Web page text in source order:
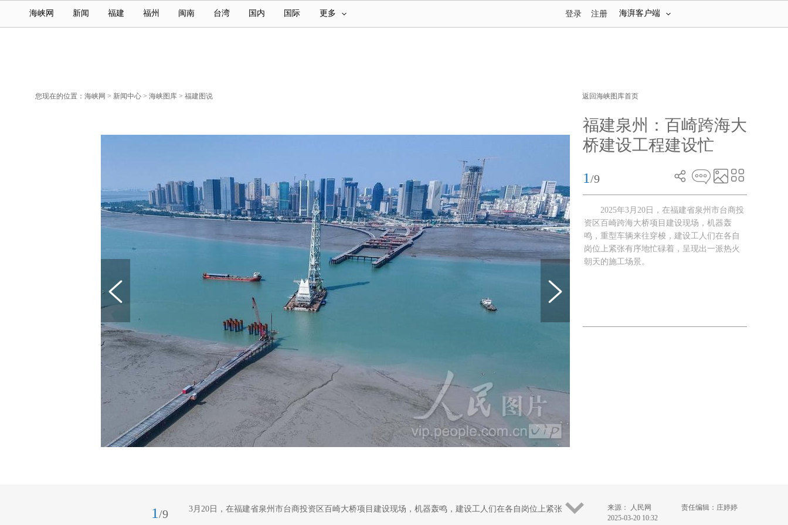
海峡网 新闻 福建 福州 闽南 台湾 国内 国际 更多 海湃客户端
登录 注册
您现在的位置： 海峡网 > 新闻中心 > 海峡图库 > 福建图说 返回海峡图库首页
福建泉州：百崎跨海大
桥建设工程建设忙
1 /9
2025年3月20日，在福建省泉州市台商投
资区百崎跨海大桥项目建设现场，机器轰
鸣，重型车辆来往穿梭，建设工人们在各自
岗位上紧张有序地忙碌着，呈现出一派热火
朝天的施工场景。
1 /9
3月20日，在福建省泉州市台商投资区百崎大桥项目建设现场，机器轰鸣，建设工人们在各自岗位上紧张
来源： 人民网
2025-03-20 10:32
责任编辑：庄婷婷